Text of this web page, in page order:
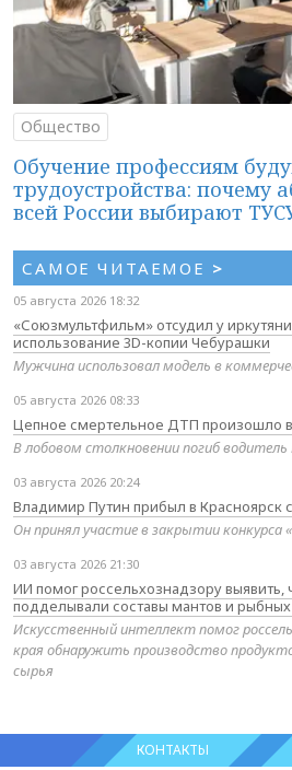
Общество
Обучение профессиям
трудоустройства: почему
всей России выбирают
САМОЕ ЧИТАЕМОЕ >
05 августа 2026 18:32
«Союзмультфильм» отсудил у
использование 3D-копии Чебурашки
Мужчина использовал модель в
05 августа 2026 08:33
Цепное смертельное ДТП произошло
В лобовом столкновении погиб водитель
03 августа 2026 20:24
Владимир Путин прибыл в Красноярск
Он принял участие в закрытии конкурса
03 августа 2026 21:30
ИИ помог россельхознадзору выявить,
подделывали составы мантов и
Искусственный интеллект помог
края обнаружить производство
сырья
КОНТАКТЫ